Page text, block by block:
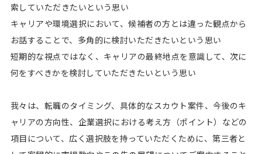
索していただきたいという思い
キャリアや環境選択において、候補者の方とは違った観点から
お話することで、多角的に検討いただきたいという思い
短期的な視点ではなく、キャリアの最終地点を意識して、次に
何をすべきかを検討していただきたいという思い
我々は、転職のタイミング、具体的なスカウト案件、今後のキ
ャリアの方向性、企業選択における考え方（ポイント）などの
項目について、広く選択肢を持っていただくために、第三者と